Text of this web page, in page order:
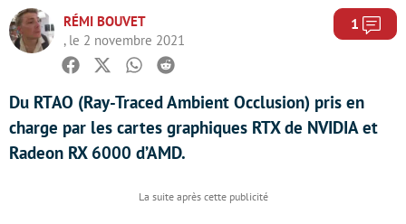
RÉMI BOUVET
, le 2 novembre 2021
1
Facebook
TwitterWhatsapp
Reddit
Du RTAO (Ray-Traced Ambient Occlusion) pris en
charge par les cartes graphiques RTX de NVIDIA et
Radeon RX 6000 d’AMD.